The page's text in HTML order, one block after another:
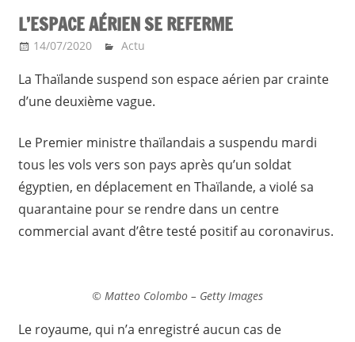
L’ESPACE AÉRIEN SE REFERME
14/07/2020 Ma Thailande
Actu
La Thaïlande suspend son espace aérien par crainte
d’une deuxième vague.
Le Premier ministre thaïlandais a suspendu mardi
tous les vols vers son pays après qu’un soldat
égyptien, en déplacement en Thaïlande, a violé sa
quarantaine pour se rendre dans un centre
commercial avant d’être testé positif au coronavirus.
© Matteo Colombo – Getty Images
Le royaume, qui n’a enregistré aucun cas de